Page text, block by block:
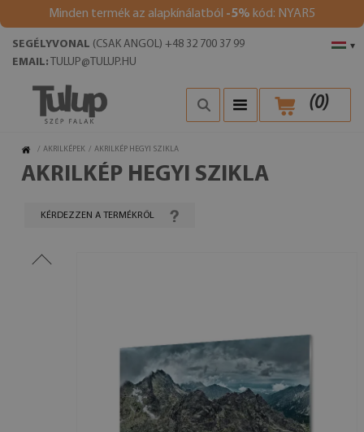
Minden termék az alapkínálatból -5% kód: NYAR5
▾
SEGÉLYVONAL (CSAK ANGOL) +48 32 700 37 99
EMAIL: TULUP@TULUP.HU
(0)
/ AKRILKÉPEK / AKRILKÉP HEGYI SZIKLA
AKRILKÉP HEGYI SZIKLA
KÉRDEZZEN A TERMÉKRŐL